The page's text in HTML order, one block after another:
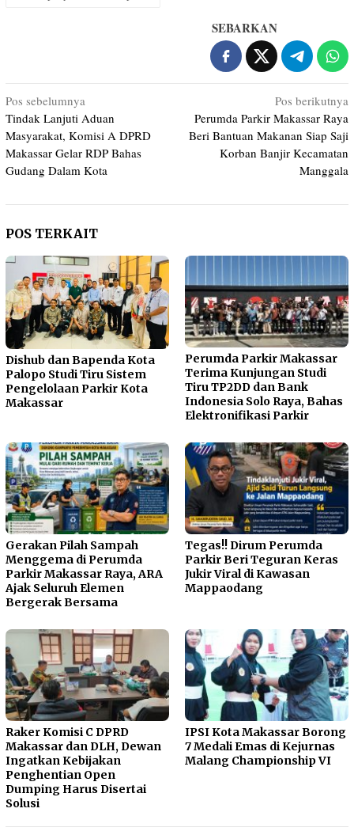
SEBARKAN
Navigasi
pos
Pos sebelumnya
Tindak Lanjuti Aduan
Masyarakat, Komisi A DPRD
Makassar Gelar RDP Bahas
Gudang Dalam Kota
Pos berikutnya
Perumda Parkir Makassar Raya
Beri Bantuan Makanan Siap Saji
Korban Banjir Kecamatan
Manggala
POS TERKAIT
Dishub dan Bapenda Kota
Palopo Studi Tiru Sistem
Pengelolaan Parkir Kota
Makassar
Perumda Parkir Makassar
Terima Kunjungan Studi
Tiru TP2DD dan Bank
Indonesia Solo Raya, Bahas
Elektronifikasi Parkir
Gerakan Pilah Sampah
Menggema di Perumda
Parkir Makassar Raya, ARA
Ajak Seluruh Elemen
Bergerak Bersama
Tegas!! Dirum Perumda
Parkir Beri Teguran Keras
Jukir Viral di Kawasan
Mappaodang
Raker Komisi C DPRD
Makassar dan DLH, Dewan
Ingatkan Kebijakan
Penghentian Open
Dumping Harus Disertai
Solusi
IPSI Kota Makassar Borong
7 Medali Emas di Kejurnas
Malang Championship VI